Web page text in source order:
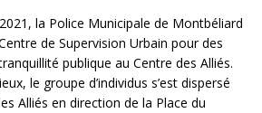
la Police Municipale de Montbéliard
de Supervision Urbain pour des
publique au Centre des Alliés.
le groupe d’individus s’est dispersé
Alliés en direction de la Place du